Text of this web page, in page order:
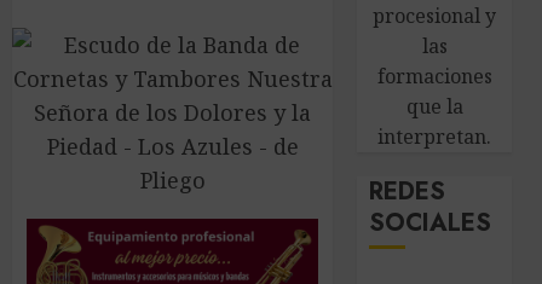
procesional y
las
formaciones
que la
interpretan.
REDES
SOCIALES